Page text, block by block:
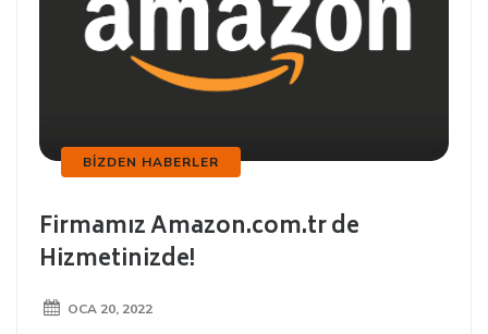
BIZDEN HABERLER
Firmamız Amazon.com.tr de
Hizmetinizde!
OCA 20, 2022